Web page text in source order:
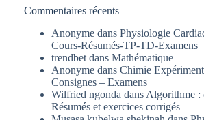
Commentaires récents
Anonyme dans Physiologie
Cours-Résumés-TP-TD-Examens
trendbet dans Mathématique
Anonyme dans Chimie
Consignes – Examens
Wilfried ngonda dans Algorithme :
Résumés et exercices corrigés